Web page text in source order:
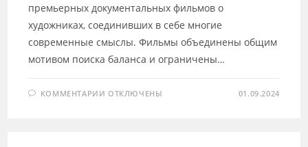
премьерных документальных фильмов о
художниках, соединивших в себе многие
современные смыслы. Фильмы объединены общим
мотивом поиска баланса и ограничены…
КОММЕНТАРИИ К
ОТКЛЮЧЕНЫ 01.09.2024